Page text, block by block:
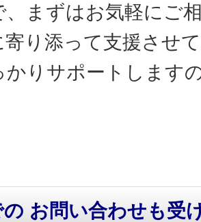
、まずはお気軽にご
寄り添って支援させ
かりサポートします
の お問い合わせも受